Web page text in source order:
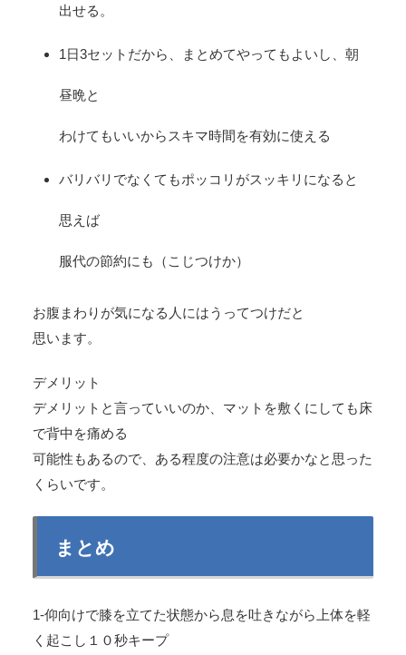
出せる。
1日3セットだから、まとめてやってもよいし、朝
昼晩と
わけてもいいからスキマ時間を有効に使える
バリバリでなくてもポッコリがスッキリになると
思えば
服代の節約にも（こじつけか）
お腹まわりが気になる人にはうってつけだと
思います。
デメリット
デメリットと言っていいのか、マットを敷くにしても床
で背中を痛める
可能性もあるので、ある程度の注意は必要かなと思った
くらいです。
まとめ
1-仰向けで膝を立てた状態から息を吐きながら上体を軽
く起こし１０秒キープ